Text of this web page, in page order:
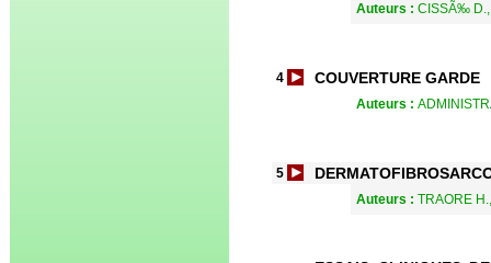
Auteurs : CISSÃ‰ D.,
4 COUVERTURE GARDE
Auteurs :
5
Auteurs : TRAORE